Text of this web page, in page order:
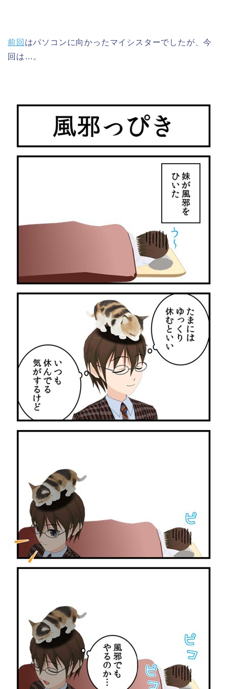
前回 はパソコンに向かったマイシスターでしたが、今
回は…。